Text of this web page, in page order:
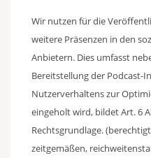
Wir nutzen für die
weitere Präsenzen in den
Anbietern. Dies umfasst
Bereitstellung der Podcast-
Nutzerverhaltens zur
eingeholt wird, bildet Art. 6
Rechtsgrundlage.
zeitgemäßen,